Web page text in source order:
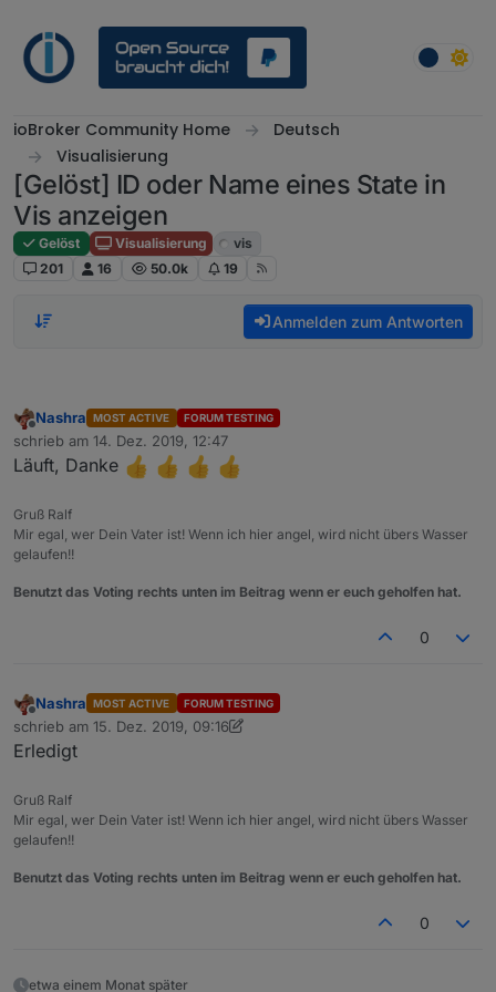
ioBroker Community Home
Deutsch
Visualisierung
[Gelöst] ID oder Name eines State in
Vis anzeigen
Gelöst Visualisierung
vis
201
16 50.0k 19
Anmelden zum Antworten
Offline
Nashra MOST ACTIVE FORUM TESTING
schrieb am 14. Dez. 2019, 12:47
zuletzt editiert von
Läuft, Danke
Gruß Ralf
Mir egal, wer Dein Vater ist! Wenn ich hier angel, wird nicht übers Wasser
gelaufen!!
Benutzt das Voting rechts unten im Beitrag wenn er euch geholfen hat.
0
Offline
Nashra MOST ACTIVE FORUM TESTING
schrieb am 15. Dez. 2019, 09:16
zuletzt editiert von Nashra
Erledigt
Gruß Ralf
Mir egal, wer Dein Vater ist! Wenn ich hier angel, wird nicht übers Wasser
gelaufen!!
Benutzt das Voting rechts unten im Beitrag wenn er euch geholfen hat.
0
etwa einem Monat später